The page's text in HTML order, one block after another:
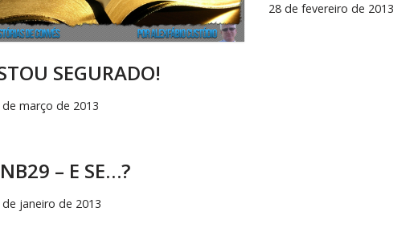
SEGURADO!
de março de 2013
28 de fevereiro de 2013
– E SE…?
de janeiro de 2013